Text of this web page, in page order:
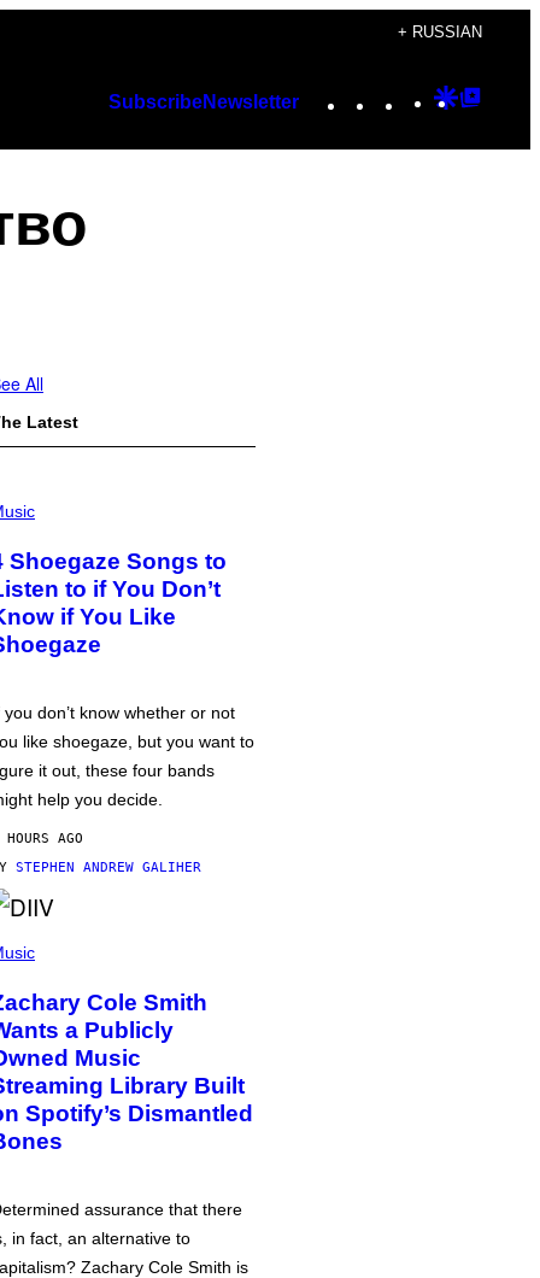
+ RUSSIAN
SubscribeNewsletter Instagram
TikTok
YouTube
Google
All
Latest
Shoegaze Songs to
to if You Don’t
if You Like
you don’t know whether or not
like shoegaze, but you want to
it out, these four bands
help you decide.
AGO
STEPHEN ANDREW GALIHER
Cole Smith
a Publicly
Music
Library Built
Spotify’s Dismantled
assurance that there
in fact, an alternative to
Zachary Cole Smith is